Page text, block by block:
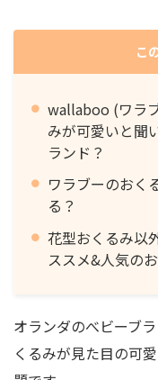
こ
wallaboo (ワラ
みが可愛いと聞
ランド？
ワラブーのおく
る？
花型おくるみ以
ススメ&人気の
オランダのべビーブ
くるみが見た目の可